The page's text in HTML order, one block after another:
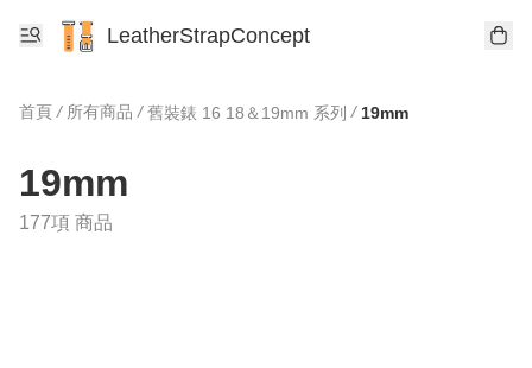
LeatherStrapConcept
首頁 / 所有商品 / 舊裝錶 16 18＆19mm 系列 / 19mm
19mm
177項 商品